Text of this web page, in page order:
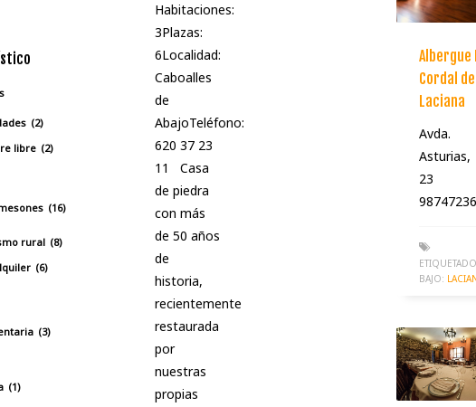
Habitaciones:
3Plazas:
6Localidad:
Caboalles
de
AbajoTeléfono:
620 37 23
11 Casa
de piedra
con más
de 50 años
de
historia,
recientemente
restaurada
por
nuestras
propias
Albergue
Cordal de
Laciana
Avda.
Asturias,
23
ETIQUETADO
BAJO:
(2)
libre (2)
(16)
rural (8)
(6)
(3)
(1)